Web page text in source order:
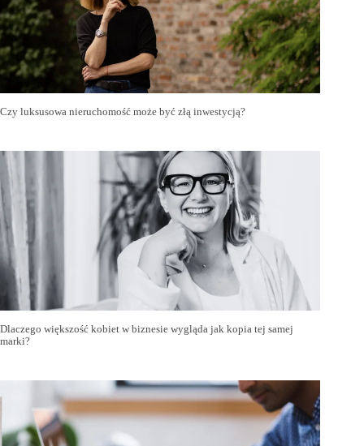
Czy luksusowa nieruchomość może być złą inwestycją?
Dlaczego większość kobiet w biznesie wygląda jak kopia tej samej
marki?